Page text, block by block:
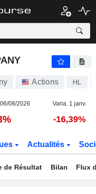
Actions HL
08/2026 Varia. 1 janv.
-16,39%
Actualités
de Résultat Bilan Flux